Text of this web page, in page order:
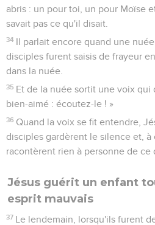
abris : un pour toi, un pour Moïse
savait pas ce qu'il disait.
34 Il parlait encore quand une
disciples furent saisis de frayeur
dans la nuée.
35 Et de la nuée sortit une voix qui
bien-aimé : écoutez-le ! »
36 Quand la voix se fit entendre,
disciples gardèrent le silence et,
racontèrent rien à personne de ce
Jésus guérit un enfant
esprit mauvais
37 Le lendemain, lorsqu'ils furent